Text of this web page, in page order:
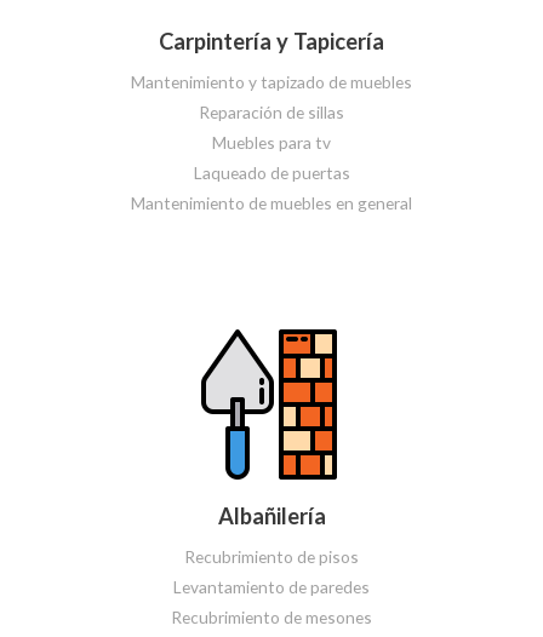
Carpintería y Tapicería
Mantenimiento y tapizado de muebles
Reparación de sillas
Muebles para tv
Laqueado de puertas
Mantenimiento de muebles en general
Albañilería
Recubrimiento de pisos
Levantamiento de paredes
Recubrimiento de mesones